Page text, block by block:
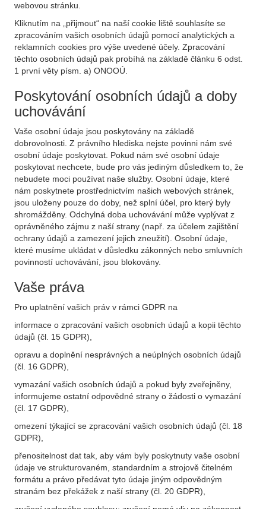
webovou stránku.
Kliknutím na „přijmout“ na naší cookie liště souhlasíte se
zpracováním vašich osobních údajů pomocí analytických a
reklamních cookies pro výše uvedené účely. Zpracování
těchto osobních údajů pak probíhá na základě článku 6 odst.
1 první věty písm. a) ONOOÚ.
Poskytování osobních údajů a doby
uchovávání
Vaše osobní údaje jsou poskytovány na základě
dobrovolnosti. Z právního hlediska nejste povinni nám své
osobní údaje poskytovat. Pokud nám své osobní údaje
poskytovat nechcete, bude pro vás jediným důsledkem to, že
nebudete moci používat naše služby. Osobní údaje, které
nám poskytnete prostřednictvím našich webových stránek,
jsou uloženy pouze do doby, než splní účel, pro který byly
shromážděny. Odchylná doba uchovávání může vyplývat z
oprávněného zájmu z naší strany (např. za účelem zajištění
ochrany údajů a zamezení jejich zneužití). Osobní údaje,
které musíme ukládat v důsledku zákonných nebo smluvních
povinností uchovávání, jsou blokovány.
Vaše práva
Pro uplatnění vašich práv v rámci GDPR na
informace o zpracování vašich osobních údajů a kopii těchto
údajů (čl. 15 GDPR),
opravu a doplnění nesprávných a neúplných osobních údajů
(čl. 16 GDPR),
vymazání vašich osobních údajů a pokud byly zveřejněny,
informujeme ostatní odpovědné strany o žádosti o vymazání
(čl. 17 GDPR),
omezení týkající se zpracování vašich osobních údajů (čl. 18
GDPR),
přenositelnost dat tak, aby vám byly poskytnuty vaše osobní
údaje ve strukturovaném, standardním a strojově čitelném
formátu a právo předávat tyto údaje jiným odpovědným
stranám bez překážek z naší strany (čl. 20 GDPR),